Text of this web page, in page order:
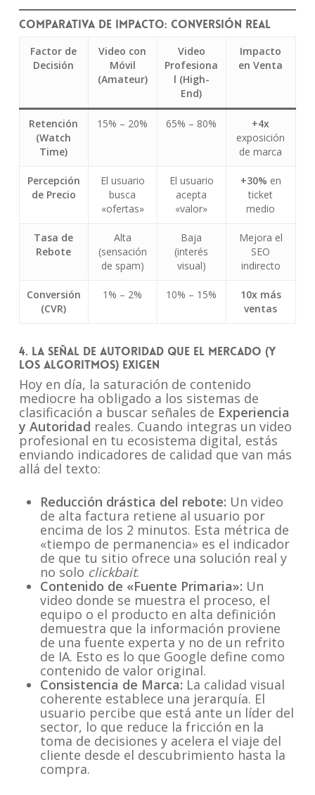
Comparativa de impacto: Conversión real
Factor de
Decisión
Video con
Móvil
(Amateur)
Video
Profesiona
l (High-
End)
Impacto
en Venta
Retención
(Watch
Time)
15% – 20% 65% – 80%
+4x
exposición
de marca
Percepción
de Precio
El usuario
busca
«ofertas»
El usuario
acepta
«valor»
+30% en
ticket
medio
Tasa de
Rebote
Alta
(sensación
de spam)
Baja
(interés
visual)
Mejora el
SEO
indirecto
Conversión
(CVR)
1% – 2% 10% – 15%
10x más
ventas
4. La señal de autoridad que el mercado (y
los algoritmos) exigen
Hoy en día, la saturación de contenido
mediocre ha obligado a los sistemas de
clasificación a buscar señales de Experiencia
y Autoridad reales. Cuando integras un video
profesional en tu ecosistema digital, estás
enviando indicadores de calidad que van más
allá del texto:
Reducción drástica del rebote: Un video
de alta factura retiene al usuario por
encima de los 2 minutos. Esta métrica de
«tiempo de permanencia» es el indicador
de que tu sitio ofrece una solución real y
no solo clickbait.
Contenido de «Fuente Primaria»: Un
video donde se muestra el proceso, el
equipo o el producto en alta definición
demuestra que la información proviene
de una fuente experta y no de un refrito
de IA. Esto es lo que Google define como
contenido de valor original.
Consistencia de Marca: La calidad visual
coherente establece una jerarquía. El
usuario percibe que está ante un líder del
sector, lo que reduce la fricción en la
toma de decisiones y acelera el viaje del
cliente desde el descubrimiento hasta la
compra.